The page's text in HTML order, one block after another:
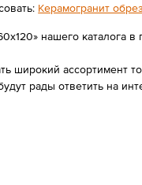
Керамогранит
нашего каталога
широкий ассортимент
рады ответить на